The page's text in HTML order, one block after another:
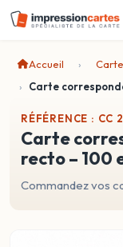
Accueil
Carte
RÉFÉRENCE : CC
carte correspondance 210 mm 350 g
recto – 100
Commandez vos